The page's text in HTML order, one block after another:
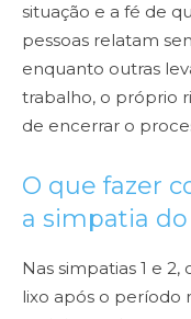
situação e a fé de
pessoas relatam
enquanto outras
trabalho, o próprio
de encerrar o
O que fazer
a simpatia
Nas simpatias 1 e
lixo após o período